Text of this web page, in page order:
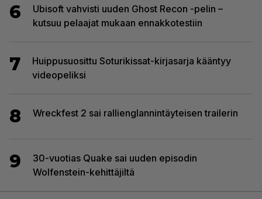
6
Ubisoft vahvisti uuden Ghost Recon -pelin –
kutsuu pelaajat mukaan ennakkotestiin
7
Huippusuosittu Soturikissat-kirjasarja kääntyy
videopeliksi
8 Wreckfest 2 sai rallienglannintäyteisen trailerin
9
30-vuotias Quake sai uuden episodin
Wolfenstein-kehittäjiltä